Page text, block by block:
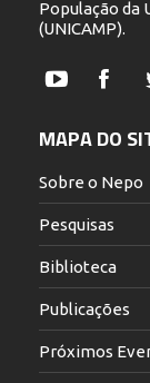
População da
(UNICAMP).
YouTube
MAPA DO
Sobre o Nepo
Pesquisas
Biblioteca
Publicações
Próximos